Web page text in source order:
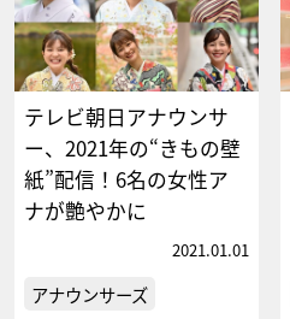
テレビ朝日アナウンサ
ー、2021年の“きもの壁
紙”配信！6名の女性ア
ナが艶やかに
2021.01.01
アナウンサーズ